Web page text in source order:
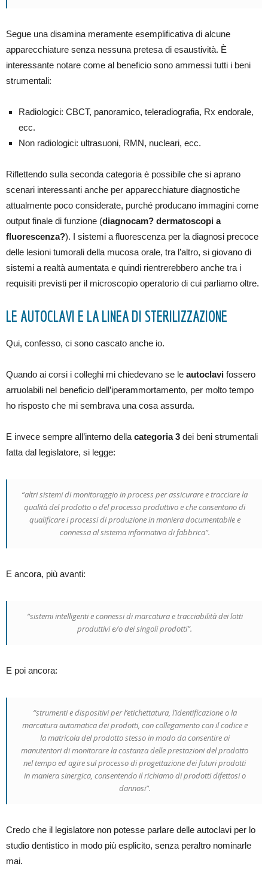
Segue una disamina meramente esemplificativa di alcune
apparecchiature senza nessuna pretesa di esaustività. È
interessante notare come al beneficio sono ammessi tutti i beni
strumentali:
Radiologici: CBCT, panoramico, teleradiografia, Rx endorale,
ecc.
Non radiologici: ultrasuoni, RMN, nucleari, ecc.
Riflettendo sulla seconda categoria è possibile che si aprano
scenari interessanti anche per apparecchiature diagnostiche
attualmente poco considerate, purché producano immagini come
output finale di funzione (diagnocam? dermatoscopi a
fluorescenza?). I sistemi a fluorescenza per la diagnosi precoce
delle lesioni tumorali della mucosa orale, tra l’altro, si giovano di
sistemi a realtà aumentata e quindi rientrerebbero anche tra i
requisiti previsti per il microscopio operatorio di cui parliamo oltre.
LE AUTOCLAVI E LA LINEA DI STERILIZZAZIONE
Qui, confesso, ci sono cascato anche io.
Quando ai corsi i colleghi mi chiedevano se le autoclavi fossero
arruolabili nel beneficio dell’iperammortamento, per molto tempo
ho risposto che mi sembrava una cosa assurda.
E invece sempre all’interno della categoria 3 dei beni strumentali
fatta dal legislatore, si legge:
“altri sistemi di monitoraggio in process per assicurare e tracciare la
qualità del prodotto o del processo produttivo e che consentono di
qualificare i processi di produzione in maniera documentabile e
connessa al sistema informativo di fabbrica”.
E ancora, più avanti:
“sistemi intelligenti e connessi di marcatura e tracciabilità dei lotti
produttivi e/o dei singoli prodotti”.
E poi ancora:
“strumenti e dispositivi per l’etichettatura, l’identificazione o la
marcatura automatica dei prodotti, con collegamento con il codice e
la matricola del prodotto stesso in modo da consentire ai
manutentori di monitorare la costanza delle prestazioni del prodotto
nel tempo ed agire sul processo di progettazione dei futuri prodotti
in maniera sinergica, consentendo il richiamo di prodotti difettosi o
dannosi”.
Credo che il legislatore non potesse parlare delle autoclavi per lo
studio dentistico in modo più esplicito, senza peraltro nominarle
mai.